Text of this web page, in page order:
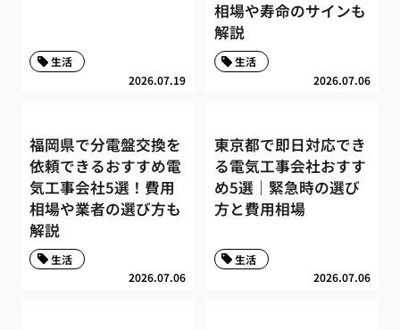
2026.07.19
生活
相場や寿命のサインも
解説
2026.07.06
生活
福岡県で分電盤交換を
依頼できるおすすめ電
気工事会社5選！費用
相場や業者の選び方も
解説
2026.07.06
生活
東京都で即日対応でき
る電気工事会社おすす
め5選｜緊急時の選び
方と費用相場
2026.07.06
生活